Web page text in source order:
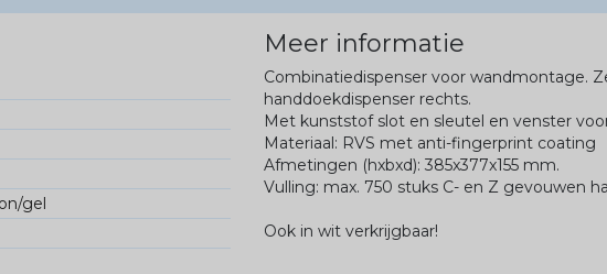
gel
Meer informatie
Combinatiedispenser voor wandmontage.
handdoekdispenser rechts.
Met kunststof slot en sleutel en venster
Materiaal: RVS met anti-fingerprint coating
Afmetingen (hxbxd): 385x377x155 mm.
Vulling: max. 750 stuks C- en Z gevouwen
Ook in wit verkrijgbaar!